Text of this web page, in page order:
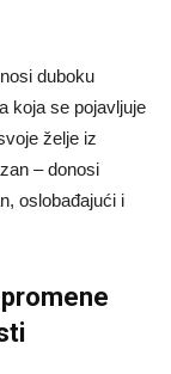
duboku
koja se pojavljuje
želje iz
– donosi
oslobađajući i